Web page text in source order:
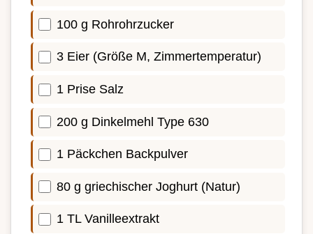
100 g Rohrohrzucker
3 Eier (Größe M, Zimmertemperatur)
1 Prise Salz
200 g Dinkelmehl Type 630
1 Päckchen Backpulver
80 g griechischer Joghurt (Natur)
1 TL Vanilleextrakt